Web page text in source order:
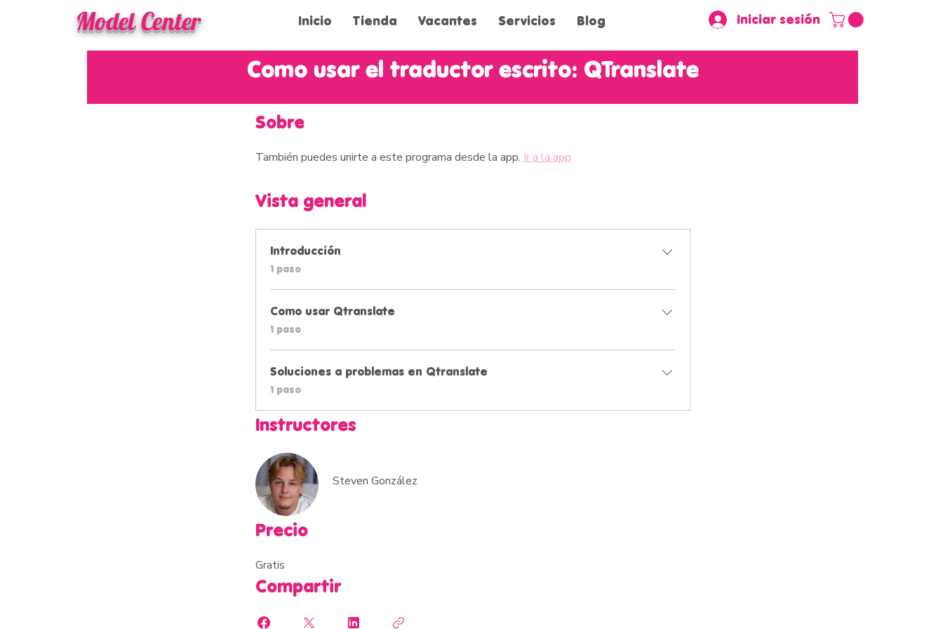
Model Center Inicio Tienda Vacantes Servicios Blog Iniciar sesión
Como usar el traductor escrito: QTranslate
Sobre
También puedes unirte a este programa desde la app. Ir a la app
Vista general
Introducción
.
1 paso
Como usar Qtranslate
.
1 paso
Soluciones a problemas en Qtranslate
.
1 paso
Instructores
Steven González
Precio
Gratis
Compartir